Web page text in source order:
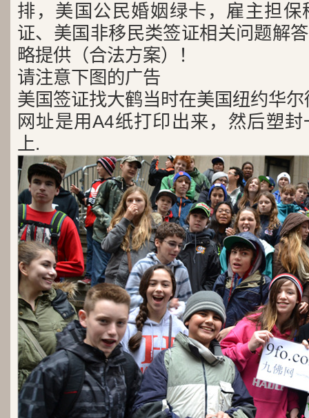
排，美国公民婚姻绿卡，雇主担
证、美国非移民类签证相关问题解
略提供（合法方案）！
请注意下图的广告
美国签证找大鹤当时在美国纽约华
网址是用A4纸打印出来，然后塑
上.